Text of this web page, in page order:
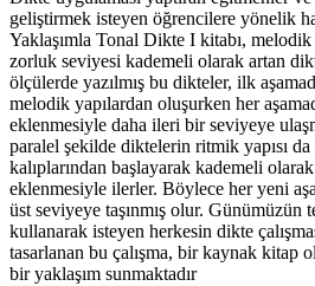
geliştirmek isteyen öğrencilere yönelik
Yaklaşımla Tonal Dikte I kitabı, melodik
zorluk seviyesi kademeli olarak artan
ölçülerde yazılmış bu dikteler, ilk
melodik yapılardan oluşurken her
eklenmesiyle daha ileri bir seviyeye
paralel şekilde diktelerin ritmik yapısı
kalıplarından başlayarak kademeli
eklenmesiyle ilerler. Böylece her yeni
üst seviyeye taşınmış olur. Günümüzün
kullanarak isteyen herkesin dikte
tasarlanan bu çalışma, bir kaynak kitap
bir yaklaşım sunmaktadır